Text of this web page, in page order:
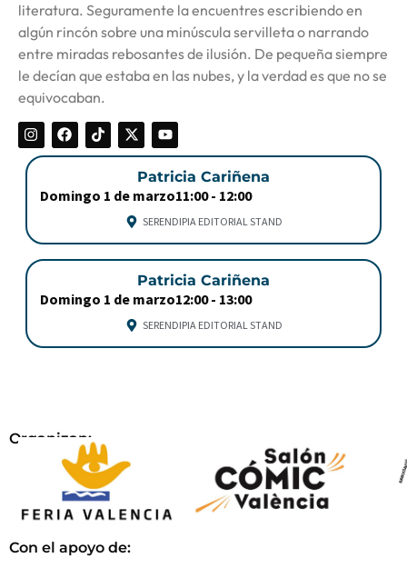
literatura. Seguramente la encuentres escribiendo en
algún rincón sobre una minúscula servilleta o narrando
entre miradas rebosantes de ilusión. De pequeña siempre
le decían que estaba en las nubes, y la verdad es que no se
equivocaban.
Patricia Cariñena
Domingo 1 de marzo11:00 - 12:00
SERENDIPIA EDITORIAL STAND
Patricia Cariñena
Domingo 1 de marzo12:00 - 13:00
SERENDIPIA EDITORIAL STAND
Organizan:
Con el apoyo de: